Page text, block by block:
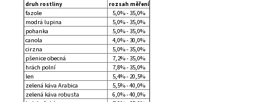
druh rostliny rozsah měření
fazole
5,0% - 35,0%
modrá lupina
5,0% - 35,0%
pohanka
5,0% - 35,0%
canola
4,0% - 30,0%
cirzna
5,0% - 35,0%
pšenice obecná
7,2% - 35,0%
hrách polní
7,8% - 35,0%
len
5,4% - 20,5%
zelená káva Arabica
5,5% - 40,0%
zelená káva robusta
6,0% - 40,0%